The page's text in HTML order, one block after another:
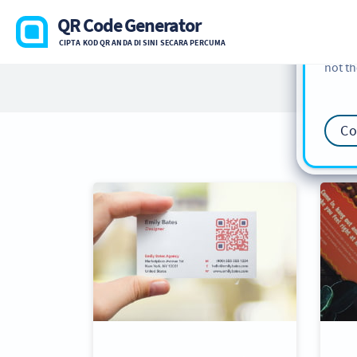
QR Code Generator
CIPTA KOD QR ANDA DI SINI SECARA PERCUMA
not